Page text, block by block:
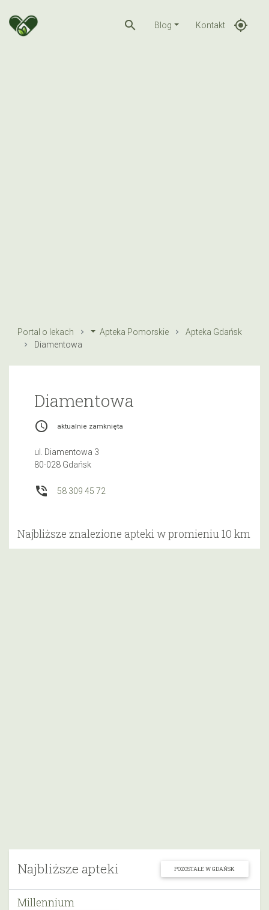
search Blog Kontakt gps_fixed
Portal o lekach Apteka Pomorskie
Apteka Gdańsk
Diamentowa
Najbliższe apteki POZOSTAŁE W GDAŃSK
Millennium
Diamentowa
access_time aktualnie zamknięta
ul. Diamentowa 3
80-028 Gdańsk
phone_in_talk 58 309 45 72
Najbliższe znalezione apteki w promieniu 10 km